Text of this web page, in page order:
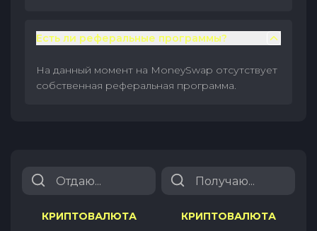
Есть ли реферальные программы?
На данный момент на MoneySwap отсутствует
собственная реферальная программа.
КРИПТОВАЛЮТА
КРИПТОВАЛЮТА